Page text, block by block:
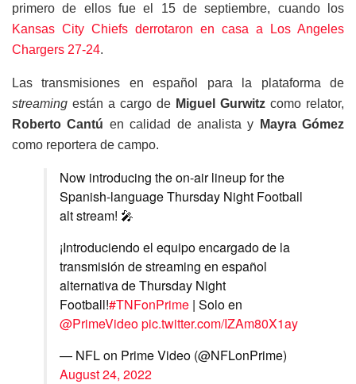
primero de ellos fue el 15 de septiembre, cuando los
Kansas City Chiefs derrotaron en casa a Los Angeles
Chargers 27-24.
Las transmisiones en español para la plataforma de
streaming están a cargo de Miguel Gurwitz como relator,
Roberto Cantú en calidad de analista y
Mayra Gómez
como reportera de campo.
Now introducing the on-air lineup for the
Spanish-language Thursday Night Football
alt stream! 🎤
¡Introduciendo el equipo encargado de la
transmisión de streaming en español
alternativa de Thursday Night
Football!#TNFonPrime | Solo en
@PrimeVideopic.twitter.com/IZAm80X1ay
— NFL on Prime Video (@NFLonPrime)
August 24, 2022